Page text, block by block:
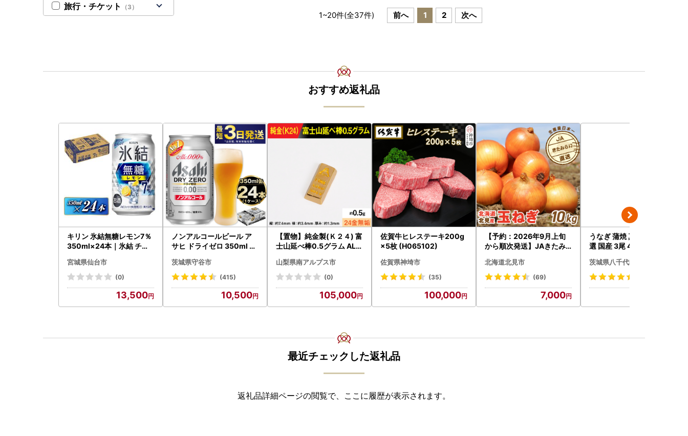
1~20件(全37件) 前へ 1 2 次へ
旅行・チケット （3）
おすすめ返礼品
キリン 氷結無糖レモン7％
350ml×24本｜氷結 チュ
宮城県仙台市
(0)
13,500
ノンアルコールビール ア
サヒ ドライゼロ 350ml 24
守谷市
茨城県守谷市
(415)
10,500
【置物】純金製(Ｋ２４) 富
士山延べ棒0.5グラム ALP
山梨県南アルプス市
(0)
105,000
佐賀牛ヒレステーキ200g
×5枚 (H065102)
佐賀県神埼市
(35)
100,000
【予約：2026年9月上旬
から順次発送】JAきたみ
g ( タマネギ たまねぎ 野菜
)【210-0003-2026】
北海道北見市
(69)
7,000
うなぎ 蒲焼 真空パック 特
選 国産 3尾 420g タレ山椒
あり 茨城 ウナギ 鰻 個包装
人気 美味しい 小分け 八千
茨城県八千代町
最近チェックした返礼品
返礼品詳細ページの閲覧で、ここに履歴が表示されます。